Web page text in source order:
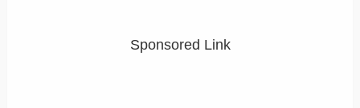
Sponsored Link